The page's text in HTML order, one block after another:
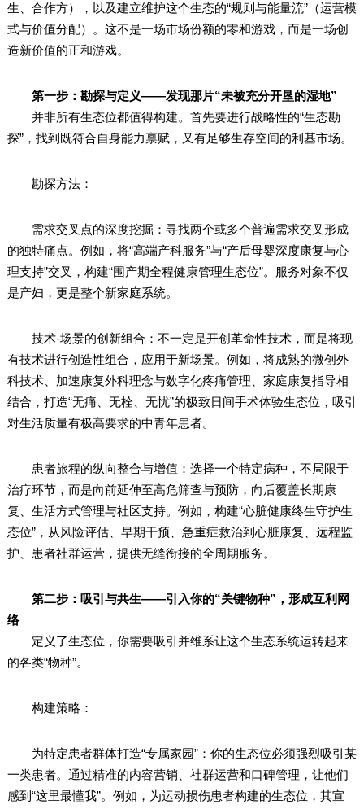
生、合作方），以及建立维护这个生态的“规则与能量流”（运营模
式与价值分配）。这不是一场市场份额的零和游戏，而是一场创
造新价值的正和游戏。
第一步：勘探与定义——发现那片“未被充分开垦的湿地”
并非所有生态位都值得构建。首先要进行战略性的“生态勘
探”，找到既符合自身能力禀赋，又有足够生存空间的利基市场。
勘探方法：
需求交叉点的深度挖掘：寻找两个或多个普遍需求交叉形成
的独特痛点。例如，将“高端产科服务”与“产后母婴深度康复与心
理支持”交叉，构建“围产期全程健康管理生态位”。服务对象不仅
是产妇，更是整个新家庭系统。
技术-场景的创新组合：不一定是开创革命性技术，而是将现
有技术进行创造性组合，应用于新场景。例如，将成熟的微创外
科技术、加速康复外科理念与数字化疼痛管理、家庭康复指导相
结合，打造“无痛、无栓、无忧”的极致日间手术体验生态位，吸引
对生活质量有极高要求的中青年患者。
患者旅程的纵向整合与增值：选择一个特定病种，不局限于
治疗环节，而是向前延伸至高危筛查与预防，向后覆盖长期康
复、生活方式管理与社区支持。例如，构建“心脏健康终生守护生
态位”，从风险评估、早期干预、急重症救治到心脏康复、远程监
护、患者社群运营，提供无缝衔接的全周期服务。
第二步：吸引与共生——引入你的“关键物种”，形成互利网
络
定义了生态位，你需要吸引并维系让这个生态系统运转起来
的各类“物种”。
构建策略：
为特定患者群体打造“专属家园”：你的生态位必须强烈吸引某
一类患者。通过精准的内容营销、社群运营和口碑管理，让他们
感到“这里最懂我”。例如，为运动损伤患者构建的生态位，其宣